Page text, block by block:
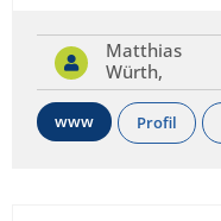
Matthias
Würth,
www Profil